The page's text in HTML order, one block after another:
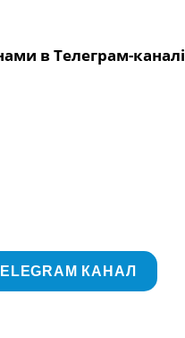
в Телеграм-каналі
КАНАЛ